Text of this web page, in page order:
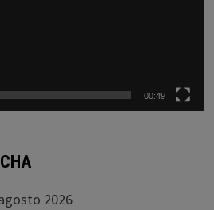
00:49
2026